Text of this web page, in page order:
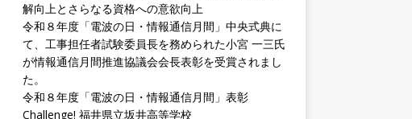
解向上とさらなる資格への意欲向上
令和８年度「電波の日・情報通信月間」中央式典に
て、工事担任者試験委員長を務められた小宮 一三氏
が情報通信月間推進協議会会長表彰を受賞されまし
た。
令和８年度「電波の日・情報通信月間」表彰
Challenge! 福井県立坂井高等学校